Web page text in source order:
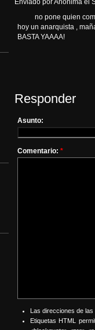
Enviado por Anónima el
no pone quien
hoy un anarquista ,
BASTA YAAAA!
Responder
Asunto:
Comentario: *
Las direcciones de
Etiquetas HTML